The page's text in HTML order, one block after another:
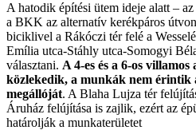
A hatodik építési ütem ideje alatt –
a BKK az alternatív kerékpáros
biciklivel a Rákóczi tér felé a
Emília utca-Stáhly utca-Somogyi
választani. A 4-es és a 6-os
közlekedik, a munkák nem
megállóját. A Blaha Lujza tér
Áruház felújítása is zajlik, ezért az
határolják a munkaterületet